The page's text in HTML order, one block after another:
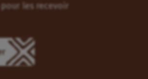
les recevoir